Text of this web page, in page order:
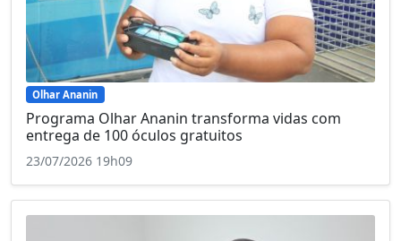
Olhar Ananin
Programa Olhar Ananin transforma vidas com
entrega de 100 óculos gratuitos
23/07/2026 19h09